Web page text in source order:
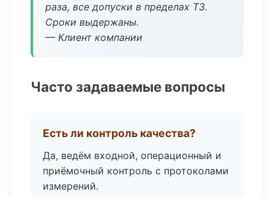
раза, все допуски в пределах ТЗ.
Сроки выдержаны.
— Клиент компании
Часто задаваемые вопросы
Есть ли контроль качества?
Да, ведём входной, операционный и
приёмочный контроль с протоколами
измерений.